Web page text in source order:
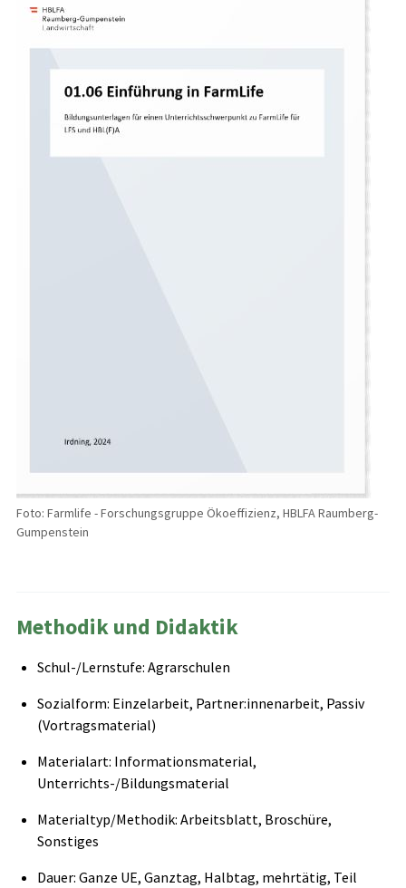
Foto: Farmlife - Forschungsgruppe Ökoeffizienz, HBLFA Raumberg-
Gumpenstein
Methodik und Didaktik
Schul-/Lernstufe: Agrarschulen
Sozialform: Einzelarbeit, Partner:innenarbeit, Passiv
(Vortragsmaterial)
Materialart: Informationsmaterial,
Unterrichts-/Bildungsmaterial
Materialtyp/Methodik: Arbeitsblatt, Broschüre,
Sonstiges
Dauer: Ganze UE, Ganztag, Halbtag, mehrtätig, Teil